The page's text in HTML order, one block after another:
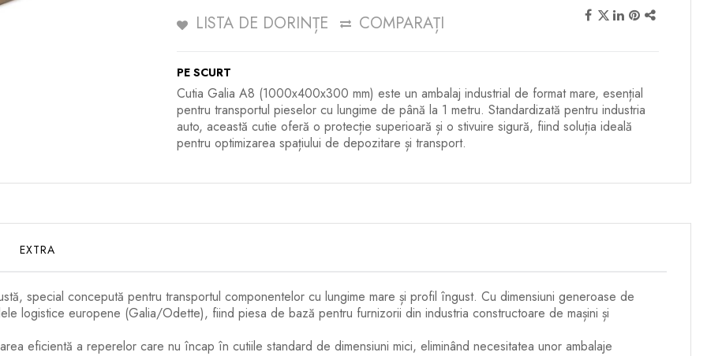
LISTA DE DORINȚE COMPARAȚI
PE SCURT
Cutia Galia A8 (1000x400x300 mm) este un ambalaj industrial de format mare, esențial
pentru transportul pieselor cu lungime de până la 1 metru. Standardizată pentru industria
auto, această cutie oferă o protecție superioară și o stivuire sigură, fiind soluția ideală
pentru optimizarea spațiului de depozitare și transport.
EXTRA
special concepută pentru transportul componentelor cu lungime mare și profil îngust. Cu dimensiuni generoase de
logistice europene (Galia/Odette), fiind piesa de bază pentru furnizorii din industria constructoare de mașini și
eficientă a reperelor care nu încap în cutiile standard de dimensiuni mici, eliminând necesitatea unor ambalaje